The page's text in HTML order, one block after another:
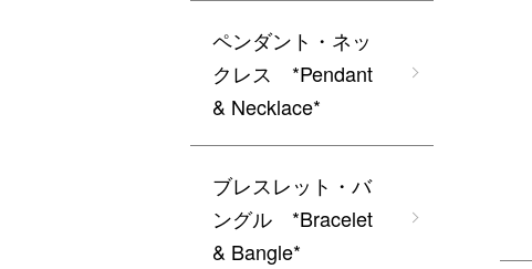
ペンダント・ネッ
クレス *Pendant
& Necklace*
ブレスレット・バ
ングル *Bracelet
& Bangle*